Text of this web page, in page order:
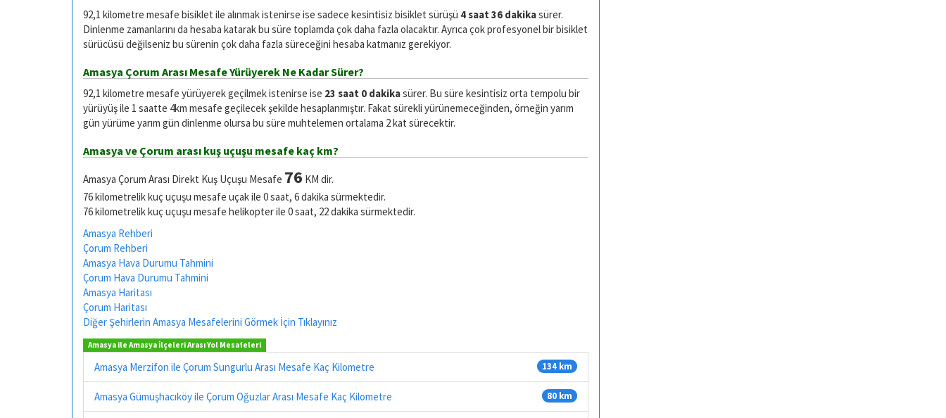
92,1 kilometre mesafe bisiklet ile alınmak istenirse ise sadece kesintisiz bisiklet sürüşü 4 saat 36 dakikasürer.
Dinlenme zamanlarını da hesaba katarak bu süre toplamda çok daha fazla olacaktır. Ayrıca çok profesyonel bir bisiklet
sürücüsü değilseniz bu sürenin çok daha fazla süreceğini hesaba katmanız gerekiyor.
Amasya Çorum Arası Mesafe Yürüyerek Ne Kadar Sürer?
92,1 kilometre mesafe yürüyerek geçilmek istenirse ise 23 saat 0 dakikasürer. Bu süre kesintisiz orta tempolu bir
yürüyüş ile 1 saatte 4km mesafe geçilecek şekilde hesaplanmıştır. Fakat sürekli yürünemeceğinden, örneğin yarım
gün yürüme yarım gün dinlenme olursa bu süre muhtelemen ortalama 2 kat sürecektir.
Amasya ve Çorum arası kuş uçuşu mesafe kaç km?
Amasya Çorum Arası Direkt Kuş Uçuşu Mesafe 76 KM dir.
76 kilometrelik kuç uçuşu mesafe uçak ile 0 saat, 6 dakika sürmektedir.
76 kilometrelik kuç uçuşu mesafe helikopter ile 0 saat, 22 dakika sürmektedir.
Amasya Rehberi
Çorum Rehberi
Amasya Hava Durumu Tahmini
Çorum Hava Durumu Tahmini
Amasya Haritası
Çorum Haritası
Diğer Şehirlerin Amasya Mesafelerini Görmek İçin Tıklayınız
Amasya ile Amasya İlçeleri Arası Yol Mesafeleri
Amasya Merzifon ile Çorum Sungurlu Arası Mesafe Kaç Kilometre 134 km
Amasya Gümüşhacıköy ile Çorum Oğuzlar Arası Mesafe Kaç Kilometre 80 km